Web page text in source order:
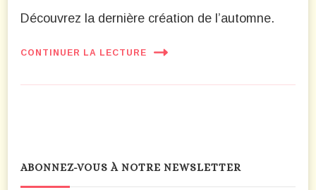
Découvrez la dernière création de l’automne.
CONTINUER LA LECTURE
ABONNEZ-VOUS À NOTRE NEWSLETTER